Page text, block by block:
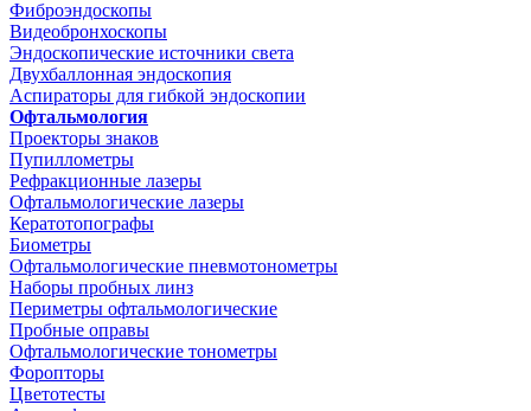
Фиброэндоскопы
Видеобронхоскопы
Эндоскопические источники света
Двухбаллонная эндоскопия
Аспираторы для гибкой эндоскопии
Офтальмология
Проекторы знаков
Пупиллометры
Рефракционные лазеры
Офтальмологические лазеры
Кератотопографы
Биометры
Офтальмологические пневмотонометры
Наборы пробных линз
Периметры офтальмологические
Пробные оправы
Офтальмологические тонометры
Форопторы
Цветотесты